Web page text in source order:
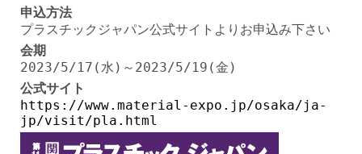
申込方法
プラスチックジャパン公式サイトよりお申込み下さい
会期
2023/5/17(水)～2023/5/19(金)
公式サイト
https://www.material-expo.jp/osaka/ja-
jp/visit/pla.html